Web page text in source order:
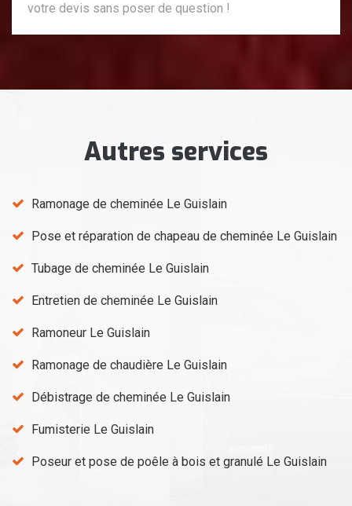
votre devis sans poser de question !
Autres services
Ramonage de cheminée Le Guislain
Pose et réparation de chapeau de cheminée Le Guislain
Tubage de cheminée Le Guislain
Entretien de cheminée Le Guislain
Ramoneur Le Guislain
Ramonage de chaudière Le Guislain
Débistrage de cheminée Le Guislain
Fumisterie Le Guislain
Poseur et pose de poêle à bois et granulé Le Guislain